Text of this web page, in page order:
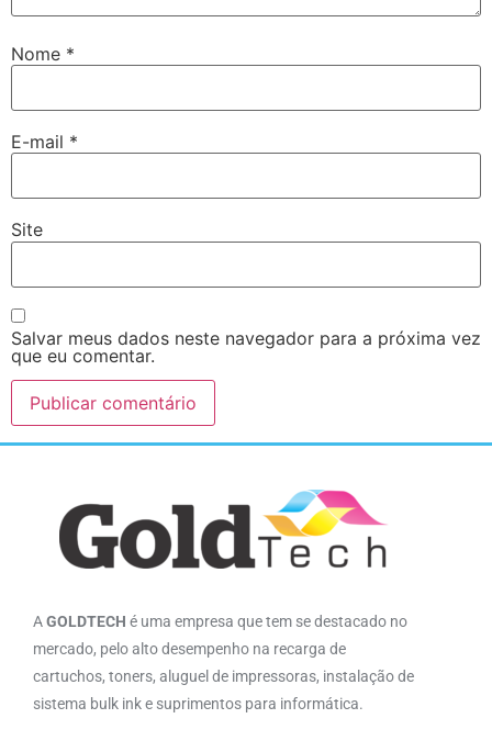
Nome *
E-mail *
Site
Salvar meus dados neste navegador para a próxima vez
que eu comentar.
AGOLDTECH é uma empresa que tem se destacado no
mercado, pelo alto desempenho na recarga de
cartuchos, toners, aluguel de impressoras, instalação de
sistema bulk ink e suprimentos para informática.